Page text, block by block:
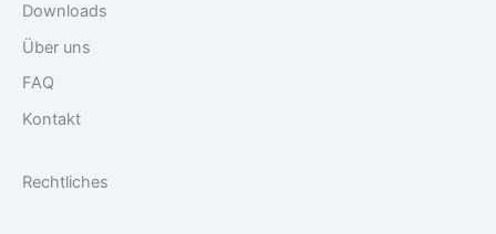
Downloads
Über uns
FAQ
Kontakt
Rechtliches